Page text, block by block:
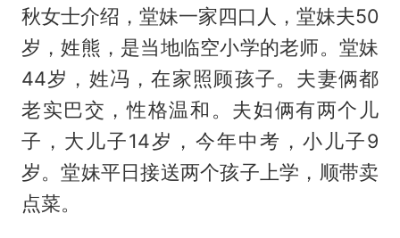
秋女士介绍，堂妹一家四口人，堂妹夫50
岁，姓熊，是当地临空小学的老师。堂妹
44岁，姓冯，在家照顾孩子。夫妻俩都
老实巴交，性格温和。夫妇俩有两个儿
子，大儿子14岁，今年中考，小儿子9
岁。堂妹平日接送两个孩子上学，顺带卖
点菜。